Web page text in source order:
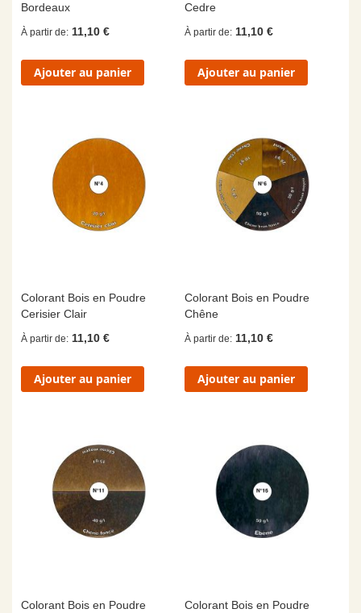
Bordeaux
À partir de 11,10 €
Ajouter au panier
Cedre
À partir de 11,10 €
Ajouter au panier
Colorant Bois en Poudre
Cerisier Clair
À partir de 11,10 €
Ajouter au panier
Colorant Bois en Poudre
Chêne
À partir de 11,10 €
Ajouter au panier
Colorant Bois en Poudre
Colorant Bois en Poudre